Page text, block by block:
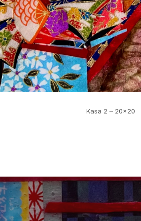
Kasa 2 – 20×20